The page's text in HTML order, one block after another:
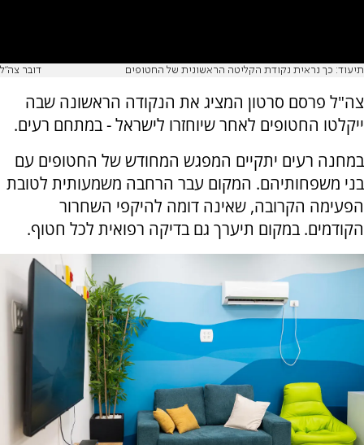
תיעוד: כך נראית נקודת הקליטה הראשונית של החטופים דובר צה"ל
צה"ל פרסם סרטון המציג את הנקודה הראשונה שבה
ייקלטו החטופים לאחר שיוחזרו לישראל - במתחם רעים.
במחנה רעים יתקיים המפגש המחודש של החטופים עם
בני משפחותיהם. המקום עבר הרחבה משמעותית לטובת
הפעימה הקרובה, שאינה דומה להיקפי השחרור
הקודמים. במקום תיערך גם בדיקה רפואית לכל חטוף.